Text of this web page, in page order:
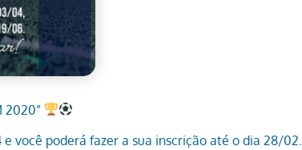
2020”
você poderá fazer a sua inscrição até o dia 28/02.